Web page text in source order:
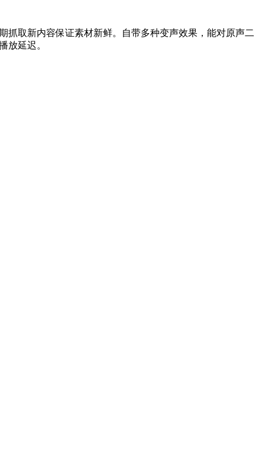
抓取新内容保证素材新鲜。自带多种变声效果，能对原声二
放延迟。